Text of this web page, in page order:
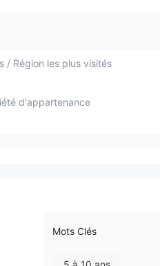
/ Région les plus visités
d'appartenance
Mots Clés